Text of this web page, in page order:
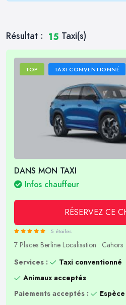
Résultat : 15 Taxi(s)
TOP TAXI CONVENTIONNÉ
DANS MON TAXI
Infos chauffeur
RÉSERVEZ CE
5 étoiles
7 Places Berline Localisation : Cahors
Services :
Taxi conventionné
Animaux acceptés
Paiements acceptés :
Espèce